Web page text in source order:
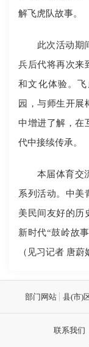
解飞虎队故事。
此次活动期
兵后代将再次来
和文化体验。
园，与师生开展
中增进了解，在
代中接续传承。
本届体育交
系列活动。中美
美民间友好的历
新时代“鼓岭故
（见习记者 唐蔚
部门网站 县(市)
联系我们